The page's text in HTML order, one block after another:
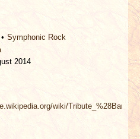
Symphonic Rock
2014
wiki/